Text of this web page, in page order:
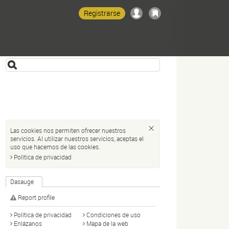
Registrarse
Las cookies nos permiten ofrecer nuestros
servicios. Al utilizar nuestros servicios, aceptas el
uso que hacemos de las cookies.
Política de privacidad
Dasauge
Report profile
Política de privacidad
Condiciones de uso
Enlázanos
Mapa de la web